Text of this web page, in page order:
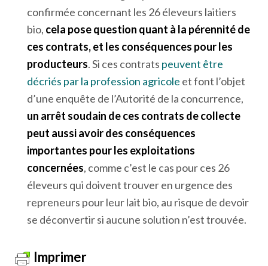
confirmée concernant les 26 éleveurs laitiers
bio, cela pose question quant à la pérennité de
ces contrats, et les conséquences pour les
producteurs. Si ces contrats peuvent être
décriés par la profession agricole et font l’objet
d’une enquête de l’Autorité de la concurrence,
un arrêt soudain de ces contrats de collecte
peut aussi avoir des conséquences
importantes pour les exploitations
concernées, comme c’est le cas pour ces 26
éleveurs qui doivent trouver en urgence des
repreneurs pour leur lait bio, au risque de devoir
se déconvertir si aucune solution n’est trouvée.
Imprimer